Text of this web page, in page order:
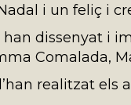
i un feliç i
dissenyat i
Comalada,
realitzat els